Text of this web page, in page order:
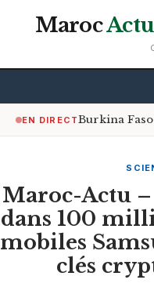
MarocActu
EN DIRECT
Maroc-Actu
dans 100
mobiles
clés